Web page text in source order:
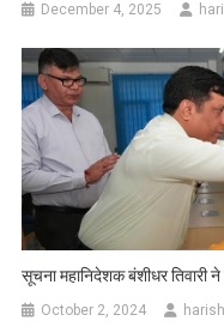
December 4, 2025
सूचना महानिदेशक बंशीधर तिवारी ने
October 2, 2024